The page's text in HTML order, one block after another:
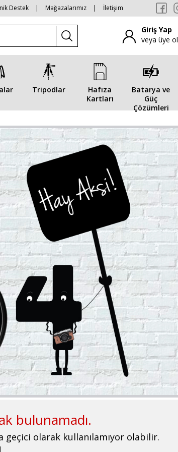
Destek | Mağazalarımız | İletişim
Giriş Yap
veya üye ol
Tripodlar
Hafıza
Kartları
Batarya ve
Güç
Çözümleri
bulunamadı.
geçici olarak kullanılamıyor olabilir.